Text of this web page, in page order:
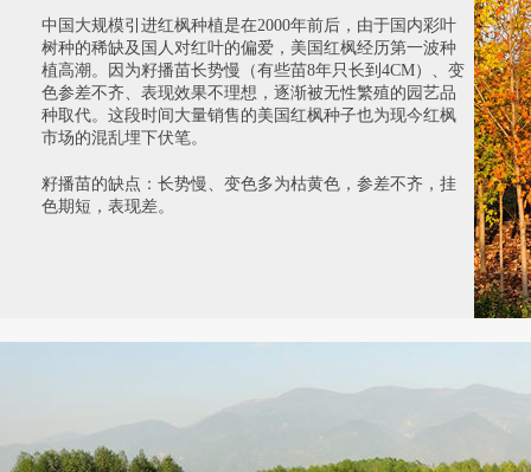
中国大规模引进红枫种植是在2000年前后，由于国内彩叶
树种的稀缺及国人对红叶的偏爱，美国红枫经历第一波种
植高潮。因为籽播苗长势慢（有些苗8年只长到4CM）、变
色参差不齐、表现效果不理想，逐渐被无性繁殖的园艺品
种取代。这段时间大量销售的美国红枫种子也为现今红枫
市场的混乱埋下伏笔。
籽播苗的缺点：长势慢、变色多为枯黄色，参差不齐，挂
色期短，表现差。